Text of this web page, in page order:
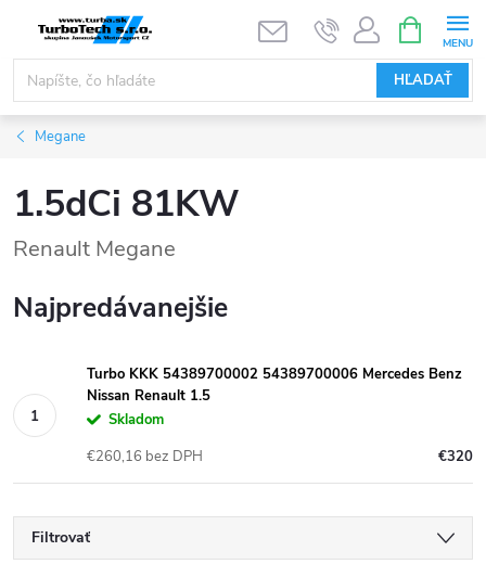
obsah
HĽADAŤ
KOŠÍK
Megane
1.5dCi 81KW
Renault Megane
Najpredávanejšie
Turbo KKK 54389700002 54389700006 Mercedes Benz
Nissan Renault 1.5
Skladom
€320
€260,16 bez DPH
Filtrovať